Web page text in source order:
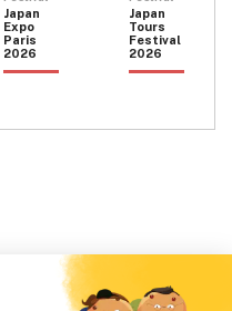
Japan
Expo
Paris
2026
Japan
Tours
Festival
2026